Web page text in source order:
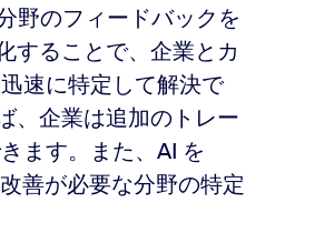
野のフィードバックを
することで、企業とカ
速に特定して解決で
、企業は追加のトレー
ます。また、AI を
善が必要な分野の特定